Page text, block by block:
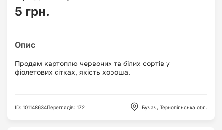
5 грн.
Продам картоплю червоних та білих сортів у
фіолетових сітках, якість хороша.
ID: 101148634Переглядів: 172 Бучач, Тернопільська обл.